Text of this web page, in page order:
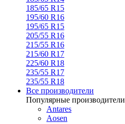
185/65 R15
195/60 R16
195/65 R15
205/55 R16
215/55 R16
215/60 R17
225/60 R18
235/55 R17
235/55 R18
Все производители
Популярные производители
Antares
Aosen